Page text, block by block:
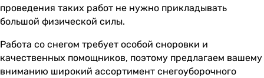
проведения таких работ не нужно прикладывать
большой физической силы.
Работа со снегом требует особой сноровки и
качественных помощников, поэтому предлагаем вашему
вниманию широкий ассортимент снегоуборочного